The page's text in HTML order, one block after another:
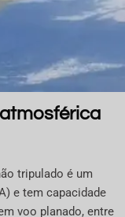
tripulado é um
e tem capacidade
voo planado, entre